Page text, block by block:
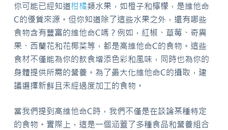
你可能已經知道柑橘類水果，如橙子和檸檬，是維他命
C的優質來源。但你知道除了這些水果之外，還有哪些
食物含有豐富的維他命C嗎？例如，紅椒、草莓、奇異
果、西蘭花和花椰菜等，都是高維他命C的食物。這些
食材不僅能為你的飲食增添色彩和風味，同時也為你的
身體提供所需的營養。為了最大化維他命C的攝取，建
議選擇新鮮且未經過度加工的食物。
當我們提到高維他命C時，我們不僅是在談論某種特定
的食物。實際上，這是一個涵蓋了多種食品和營養組合